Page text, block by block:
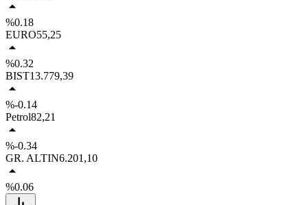
%0.18
EURO55,25
%0.32
BIST13.779,39
%-0.14
Petrol82,21
%-0.34
GR. ALTIN6.201,10
%0.06